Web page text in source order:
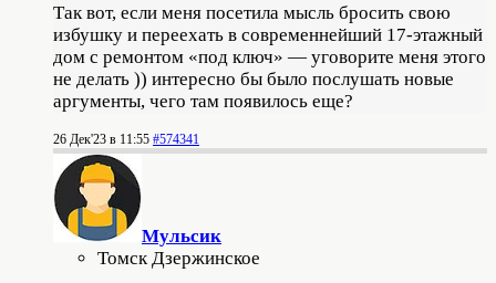
Так вот, если меня посетила мысль бросить свою
избушку и переехать в современнейший 17-этажный
дом с ремонтом «под ключ» — уговорите меня этого
не делать )) интересно бы было послушать новые
аргументы, чего там появилось еще?
26 Дек'23 в 11:55 #574341
Мульсик
Томск Дзержинское